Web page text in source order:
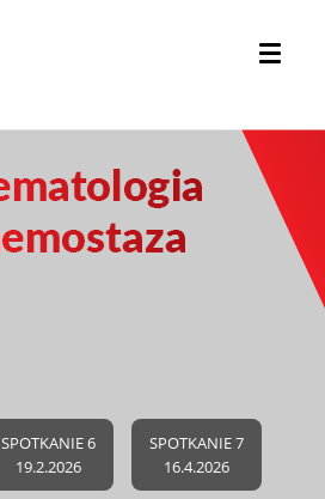
SPOTKANIE 6
19.2.2026
SPOTKANIE 7
16.4.2026